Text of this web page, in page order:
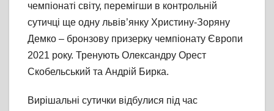
чемпіонаті світу, перемігши в контрольній
сутичці ще одну львів’янку Христину-Зоряну
Демко – бронзову призерку чемпіонату Європи
2021 року. Тренують Олександру Орест
Скобельський та Андрій Бирка.
Вирішальні сутички відбулися під час